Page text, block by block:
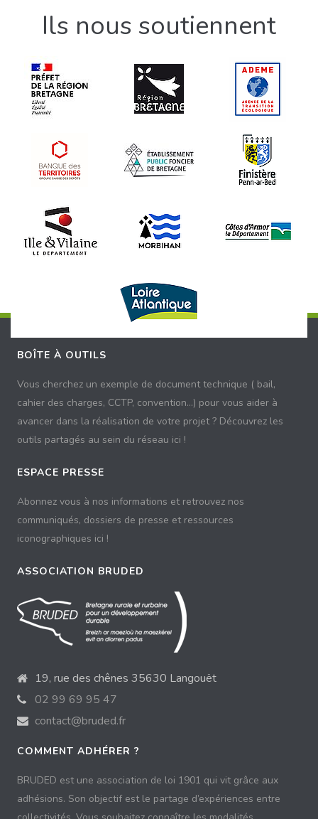
Ils nous soutiennent
BOÎTE À OUTILS
Vous cherchez un exemple de document technique ( bail,
cahier des charges, CCTP, convention...) pour vous aider à
avancer dans la réalisation de votre projet ? Découvrez les
outils partagés au sein du réseau ici !
ESPACE PRESSE
Abonnez vous à nos informations et retrouvez nos
communiqués, dossiers de presse et ressources
iconographiques ici !
ASSOCIATION BRUDED
19, rue des chênes 35630 Langouët
02 99 69 95 47
contact@bruded.fr
COMMENT ADHÉRER ?
BRUDED est une association de loi 1901 qui vit grâce aux
adhésions. Son objectif est le partage d’expériences entre